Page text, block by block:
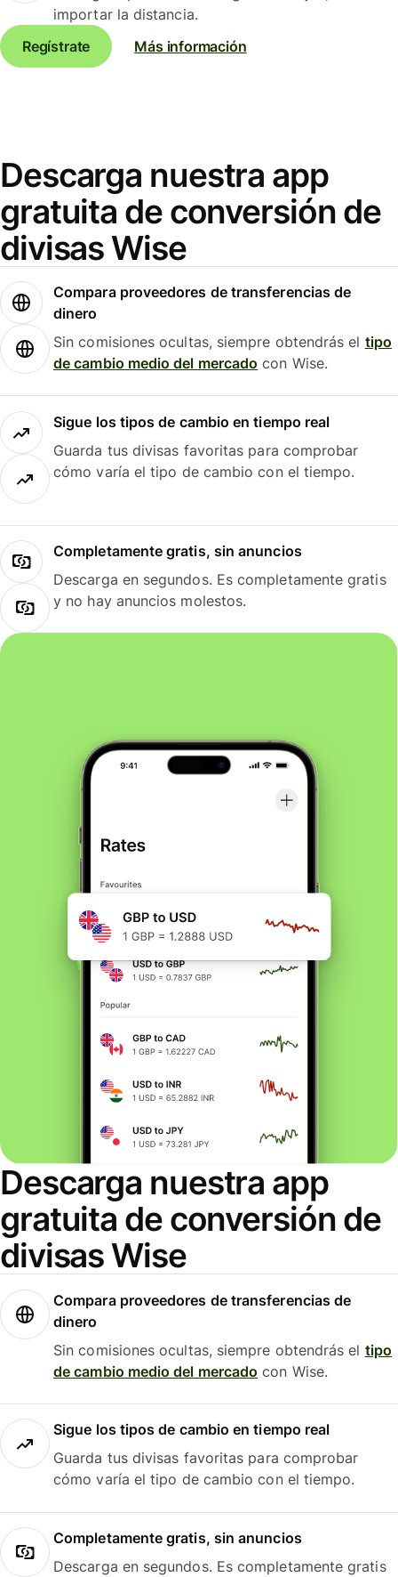
importar la distancia.
Regístrate
Más información
Descarga nuestra app
gratuita de conversión de
divisas Wise
Compara proveedores de transferencias de
dinero
Sin comisiones ocultas, siempre obtendrás el tipo
de cambio medio del mercado con Wise.
Sigue los tipos de cambio en tiempo real
Guarda tus divisas favoritas para comprobar
cómo varía el tipo de cambio con el tiempo.
Completamente gratis, sin anuncios
Descarga en segundos. Es completamente gratis
y no hay anuncios molestos.
Descarga nuestra app
gratuita de conversión de
divisas Wise
Compara proveedores de transferencias de
dinero
Sin comisiones ocultas, siempre obtendrás el tipo
de cambio medio del mercado con Wise.
Sigue los tipos de cambio en tiempo real
Guarda tus divisas favoritas para comprobar
cómo varía el tipo de cambio con el tiempo.
Completamente gratis, sin anuncios
Descarga en segundos. Es completamente gratis